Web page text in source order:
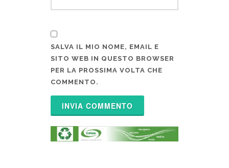
SALVA IL MIO NOME, EMAIL E
SITO WEB IN QUESTO BROWSER
PER LA PROSSIMA VOLTA CHE
COMMENTO.